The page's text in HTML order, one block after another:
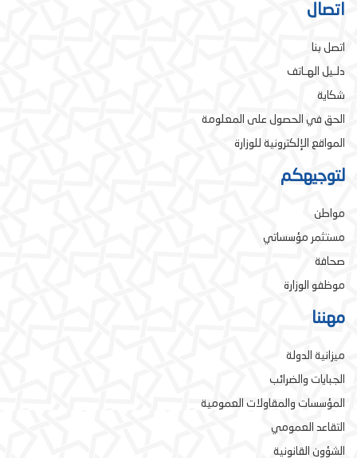
اتصال
اتصل بنا
دلـيل الهـاتف
شكاية
الحق في الحصول على المعلومة
المواقع الإلكترونية للوزارة
لتوجيهكم
مواطن
مستثمر مؤسساتي
صحافة
موظفو الوزارة
مهننا
ميزانية الدولة
الجبايات والضرائب
المؤسسات والمقاولات العمومية
التقاعد العمومي
الشؤون القانونية